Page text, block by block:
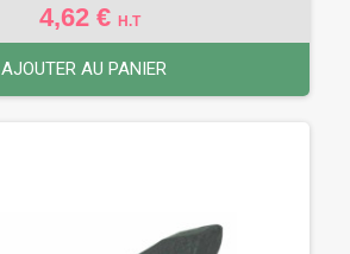
4,62 € H.T
AJOUTER AU PANIER